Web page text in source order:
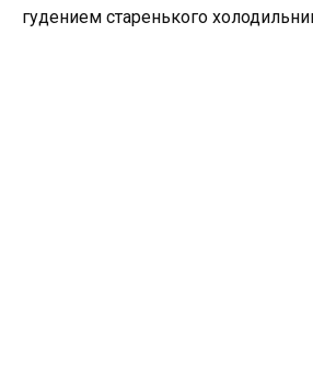
гудением старенького